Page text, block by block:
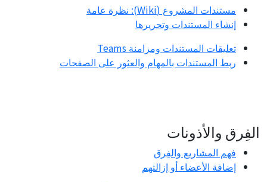
مستندات المشروع (Wiki): نظرة عامة
إنشاء المستندات وتحريرها
تعليقات المستندات ومزامنة Teams
ربط المستندات بالمهام والعثور على الصفحات
الفِرق والأذونات
فهم المشاريع والفِرق
إضافة الأعضاء أو إزالتهم